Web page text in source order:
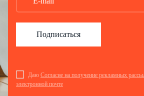
Даю Согласие на получение рекламных
электронной почте
Подписаться